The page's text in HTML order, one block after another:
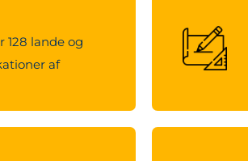
128 lande og
af